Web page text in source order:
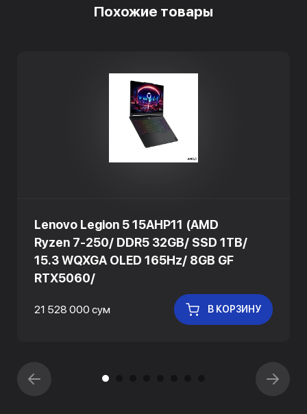
Похожие товары
Lenovo Legion 5 15AHP11 (AMD
Ryzen 7-250/ DDR5 32GB/ SSD 1TB/
15.3 WQXGA OLED 165Hz/ 8GB GF
RTX5060/
21 528 000 сум В КОРЗИНУ